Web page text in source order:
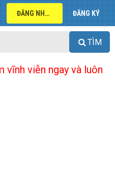
ĐĂNG NHẬP ĐĂNG KÝ
TÌM
vĩnh viễn ngay và luôn